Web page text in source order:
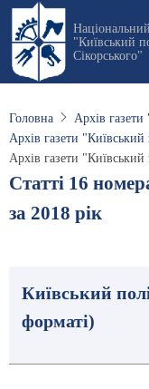
Перейти
основного
вмісту
"Київський
Сікорського"
Головна
Архів газети
Архів газети "Київський
Архів газети "Київський
Статті 16
за 2018 рік
Київський
форматі)